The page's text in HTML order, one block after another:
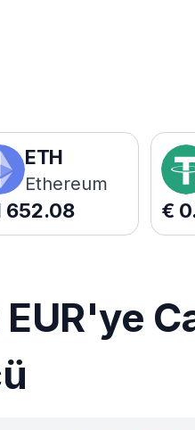
ETH
Ethereum
652.08 €